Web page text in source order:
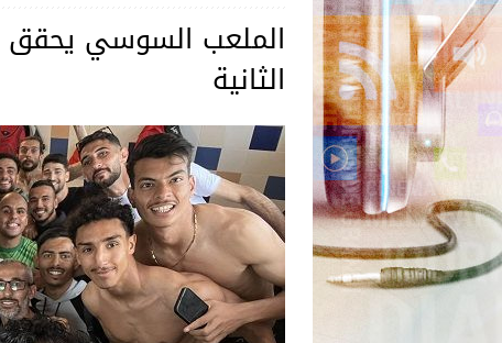
الملعب السوسي يحقق
الثانية